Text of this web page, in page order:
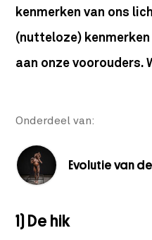
kenmerken van ons
(nutteloze)
aan onze voorouders.
Onderdeel van:
Evolutie van
1) De hik